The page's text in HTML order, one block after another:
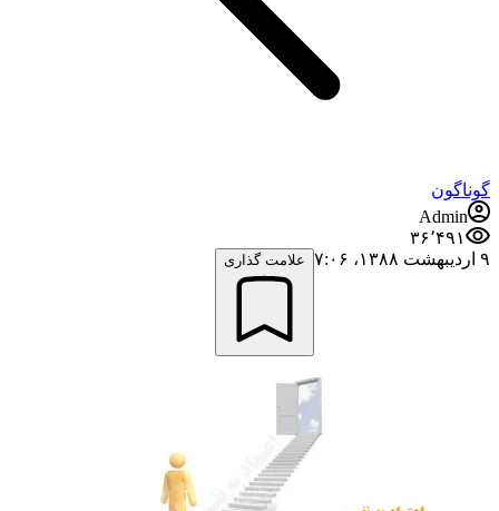
گوناگون
Admin
۳۶٬۴۹۱
۹ اردیبهشت ۱۳۸۸،‏ ۷:۰۶
علامت گذاری